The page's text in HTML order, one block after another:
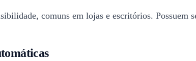
comuns em lojas e escritórios. Possuem